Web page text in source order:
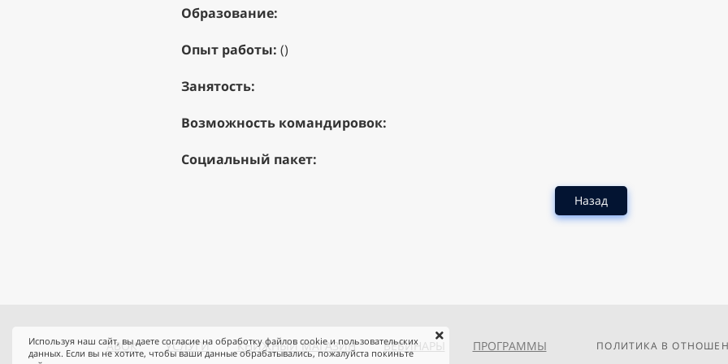
Образование:
Опыт работы: ()
Занятость:
Возможность командировок:
Социальный пакет:
Назад
АВОК УСЛУГИ КНИЖНЫЙ МАГАЗИН ВЕБИНАРЫ ПРОГРАММЫ ПОЛИТИКА В
Используя наш сайт, вы даете согласие на обработку файлов cookie и пользовательских
данных. Если вы не хотите, чтобы ваши данные обрабатывались, пожалуйста покиньте